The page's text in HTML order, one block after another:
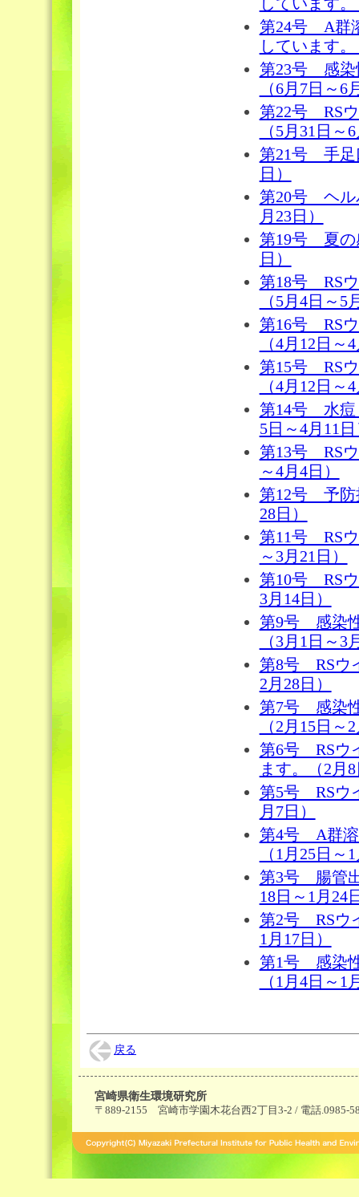
第24号 A群
しています
第23号 感染
（6月7日～6
第22号 RSウ
（5月31日～
第21号 手足
日）
第20号 ヘル
月23日）
第19号 夏の
日）
第18号 RSウ
（5月4日～5
第16号 RSウ
（4月12日～
第15号 RSウ
（4月12日～
第14号 水痘
5日～4月11
第13号 RSウ
～4月4日）
第12号 予防
28日）
第11号 RSウ
～3月21日）
第10号 RSウ
3月14日）
第9号 感染
（3月1日～3
第8号 RSウ
2月28日）
第7号 感染
（2月15日～
第6号 RSウ
ます。（2月
第5号 RSウ
月7日）
第4号 A群溶
（1月25日～
第3号 腸管
18日～1月24
第2号 RSウ
1月17日）
第1号 感染
（1月4日～1
戻る
宮崎県衛生環境研究所
〒889-2155 宮崎市学園木花台西2丁目3-2 / 電話.0985-